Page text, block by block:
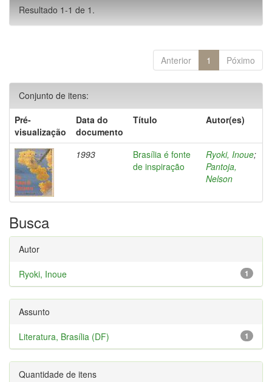
Resultado 1-1 de 1.
Anterior 1 Póximo
Conjunto de itens:
Pré-
visualização
Data do
documento
Título Autor(es)
1993
Brasília é fonte
de inspiração
Ryoki, Inoue;
Pantoja,
Nelson
Busca
Autor
1
Ryoki, Inoue
Assunto
1
Literatura, Brasília (DF)
Quantidade de itens